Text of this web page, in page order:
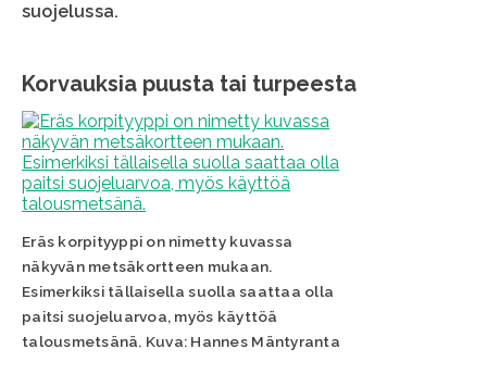
suojelussa.
Korvauksia puusta tai turpeesta
Eräs korpityyppi on nimetty kuvassa
näkyvän metsäkortteen mukaan.
Esimerkiksi tällaisella suolla saattaa olla
paitsi suojeluarvoa, myös käyttöä
talousmetsänä. Kuva: Hannes Mäntyranta